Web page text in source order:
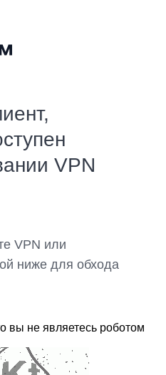
VPN
VPN или
ниже для обхода
вы не являетесь роботом